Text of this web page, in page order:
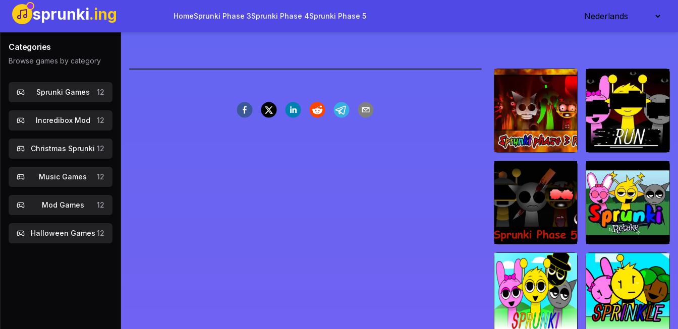
sprunki.ing HomeSprunki Phase 3Sprunki Phase 4Sprunki Phase 5
Categories
Browse games by category
Sprunki Games 12
Incredibox Mod 12
Christmas Sprunki 12
Music Games 12
Mod Games 12
Halloween Games 12